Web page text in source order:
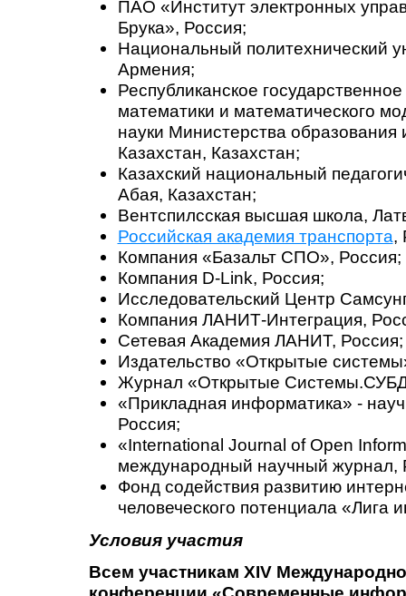
ПАО «Институт электронных
Брука», Россия;
Национальный политехнический
Армения;
Республиканское
математики и математического
науки Министерства образования
Казахстан, Казахстан;
Казахский национальный
Абая, Казахстан;
Вентспилсская высшая школа,
Российская академия транспорта,
Компания «Базальт СПО», Россия;
Компания D-Link, Россия;
Исследовательский Центр
Компания ЛАНИТ-Интеграция,
Сетевая Академия ЛАНИТ, Россия;
Издательство «Открытые
Журнал «Открытые
«Прикладная информатика» -
Россия;
«International Journal of Open
международный научный журнал,
Фонд содействия развитию
человеческого потенциала «Лига
Условия участия
Всем участникам XIV